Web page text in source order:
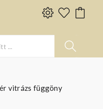
vitrázs függöny